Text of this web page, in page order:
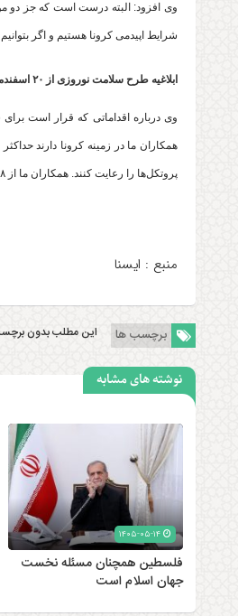
وی افزود: البته درست است که جز دو
شرایط اپیدمی کرونا هستیم و اگر بتوانیم
ابلاغیه طرح سلامت نوروزی از ۲۰ اسفندماه
وی درباره اقداماتی که قرار است
پروتکل‌ها را رعایت کنند. همکاران ما از ۸ صبح تا ۸ شب کشیک حضوری و از ۸ شب تا ۸ صبح کشیک آنکال خواهند بود.
منبع : ایسنا
برچسب ها این مطلب بدون
نوشته های مشابه
۱۴۰۵-۰۵-۱۴
فلسطین همچنان مسئله نخست
جهان اسلام است